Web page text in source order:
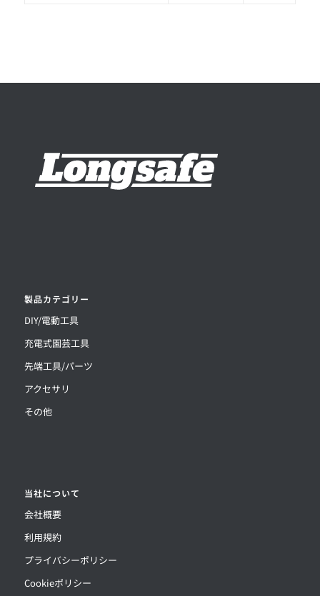
製品カテゴリー
DIY/電動工具
充電式園芸工具
先端工具/パーツ
アクセサリ
その他
当社について
会社概要
利用規約
プライバシーポリシー
Cookieポリシー